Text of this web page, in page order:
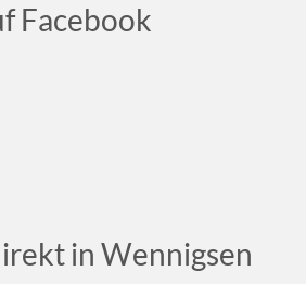
Facebook
in Wennigsen